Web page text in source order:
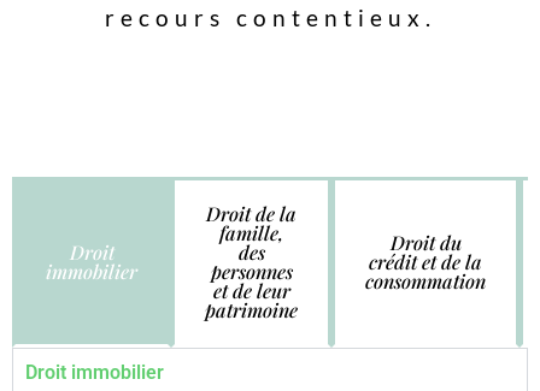
recours contentieux.
Droit
immobilier
Droit de la
famille,
des
personnes
et de leur
patrimoine
Droit du
crédit et de la
consommation
Droit immobilier